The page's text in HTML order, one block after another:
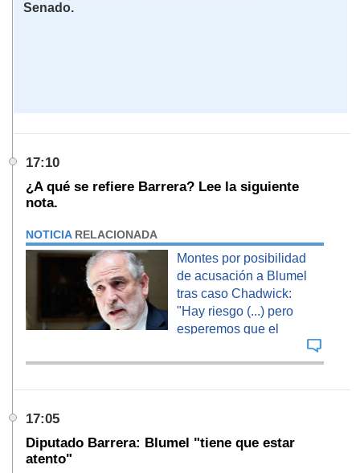
Senado.
17:10
¿A qué se refiere Barrera? Lee la siguiente
nota.
NOTICIARELACIONADA
Montes por posibilidad
de acusación a Blumel
tras caso Chadwick:
"Hay riesgo (...) pero
esperemos que el
17:05
Diputado Barrera: Blumel "tiene que estar
atento"